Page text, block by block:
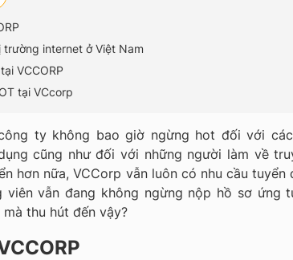
internet ở Việt Nam
VCCORP
tại VCcorp
ty không bao giờ ngừng hot đối với
cũng như đối với những người làm về
hơn nữa, VCCorp vẫn luôn có nhu cầu tuyển
viên vẫn đang không ngừng nộp hồ sơ ứng
thu hút đến vậy?